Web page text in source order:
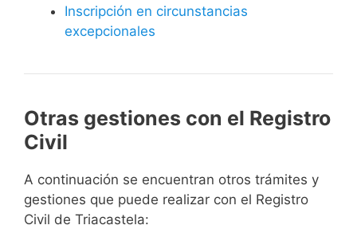
Inscripción en circunstancias
excepcionales
Otras gestiones con el Registro
Civil
A continuación se encuentran otros trámites y
gestiones que puede realizar con el Registro
Civil de Triacastela: